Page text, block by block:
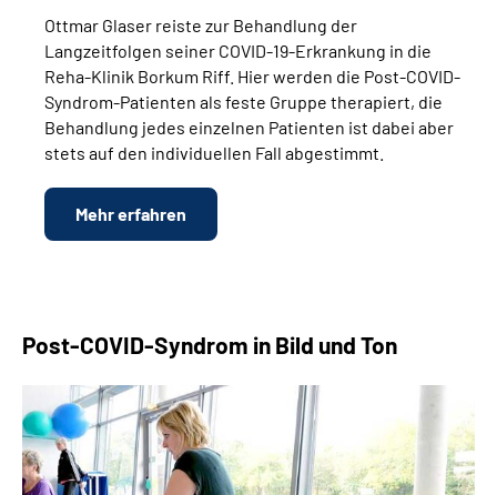
Ottmar Glaser reiste zur Behandlung der
Langzeitfolgen seiner COVID-19-Erkrankung in die
Reha-Klinik Borkum Riff. Hier werden die Post-COVID-
Syndrom-Patienten als feste Gruppe therapiert, die
Behandlung jedes einzelnen Patienten ist dabei aber
stets auf den individuellen Fall abgestimmt.
Mehr erfahren
Post-COVID-Syndrom in Bild und Ton